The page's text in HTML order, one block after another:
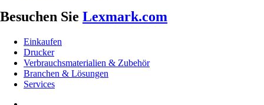
Besuchen Sie Lexmark.com
Einkaufen
Drucker
Verbrauchsmaterialien & Zubehör
Branchen & Lösungen
Services